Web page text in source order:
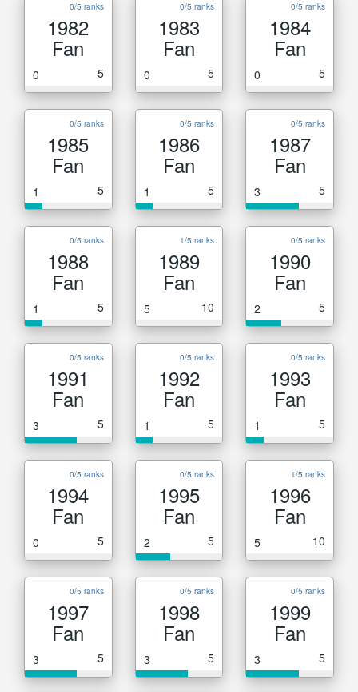
0/5 ranks
1982
Fan
0 5
0/5 ranks
1983
Fan
0 5
0/5 ranks
1984
Fan
0 5
0/5 ranks
1985
Fan
1 5
0/5 ranks
1986
Fan
1 5
0/5 ranks
1987
Fan
3 5
0/5 ranks
1988
Fan
1 5
1/5 ranks
1989
Fan
5 10
0/5 ranks
1990
Fan
2 5
0/5 ranks
1991
Fan
3 5
0/5 ranks
1992
Fan
1 5
0/5 ranks
1993
Fan
1 5
0/5 ranks
1994
Fan
0 5
0/5 ranks
1995
Fan
2 5
1/5 ranks
1996
Fan
5 10
0/5 ranks
1997
Fan
3 5
0/5 ranks
1998
Fan
3 5
0/5 ranks
1999
Fan
3 5